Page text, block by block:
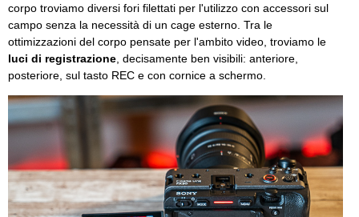
corpo troviamo diversi fori filettati per l'utilizzo con accessori sul
campo senza la necessità di un cage esterno. Tra le
ottimizzazioni del corpo pensate per l'ambito video, troviamo le
luci di registrazione , decisamente ben visibili: anteriore,
posteriore, sul tasto REC e con cornice a schermo.